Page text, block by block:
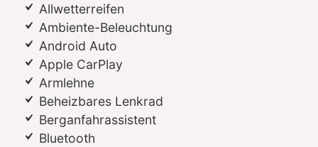
Allwetterreifen
Ambiente-Beleuchtung
Android Auto
Apple CarPlay
Armlehne
Beheizbares Lenkrad
Berganfahrassistent
Bluetooth